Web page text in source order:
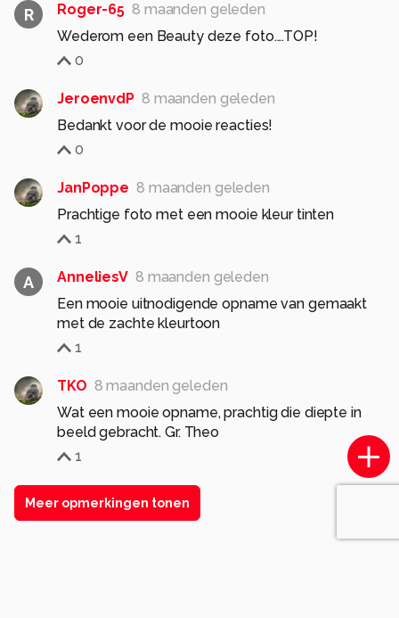
R Roger-65 8 maanden geleden
Wederom een Beauty deze foto....TOP!
0
JeroenvdP 8 maanden geleden
Bedankt voor de mooie reacties!
0
JanPoppe 8 maanden geleden
Prachtige foto met een mooie kleur tinten
1
A AnneliesV 8 maanden geleden
Een mooie uitnodigende opname van gemaakt
met de zachte kleurtoon
1
TKO 8 maanden geleden
Wat een mooie opname, prachtig die diepte in
beeld gebracht. Gr. Theo
1
Meer opmerkingen tonen